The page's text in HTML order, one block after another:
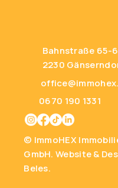
Bahnstraße 65-
2230
0670 190 1331
© ImmoHEX
GmbH.Website &
Beles.